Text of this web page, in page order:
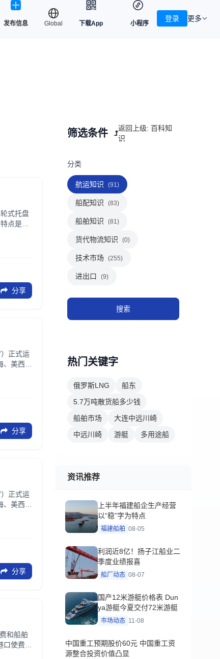
式托盘
点是装
分享
正式运
美西、
分享
正式运
美西、
分享
和船舶
使费的
筛选条件
返回上级: 百科知
识
分类
航运知识 (91)
船配知识 (83)
船舶知识 (81)
货代物流知识 (0)
技术市场 (255)
进出口 (9)
搜索
热门关键字
俄罗斯LNG
船东
5.7万吨散货船多少钱
船舶市场
大连中远川崎
中远川崎
游艇 多用途船
资讯推荐
上半年福建船企生产经营
以“稳”字为特点
福建船舶 08-05
利润近8亿！扬子江船业二
季度业绩报喜
船厂动态 08-07
国产12米游艇价格表 Dun
ya游艇今夏交付72米游艇
市场动态 11-08
中国重工预期股价60元 中国重工资
源整合投资价值凸显
更多
登录
发布信息 Global 下载App 小程序